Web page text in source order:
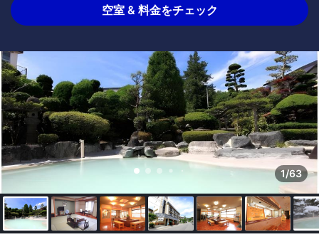
空室 & 料金をチェック
1/63